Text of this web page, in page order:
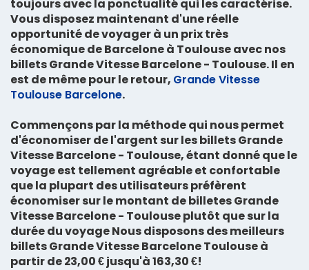
toujours avec la ponctualité qui les caractérise.
Vous disposez maintenant d'une réelle
opportunité de voyager à un prix très
économique de Barcelone à Toulouse avec nos
billets Grande Vitesse Barcelone - Toulouse. Il en
est de même pour le retour, Grande Vitesse
Toulouse Barcelone.
Commençons par la méthode qui nous permet
d'économiser de l'argent sur les billets Grande
Vitesse Barcelone - Toulouse, étant donné que le
voyage est tellement agréable et confortable
que la plupart des utilisateurs préfèrent
économiser sur le montant de billetes Grande
Vitesse Barcelone - Toulouse plutôt que sur la
durée du voyage Nous disposons des meilleurs
billets Grande Vitesse Barcelone Toulouse à
partir de 23,00 € jusqu'à 163,30 €!